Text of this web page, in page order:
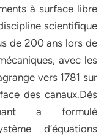
à surface libre
scientifique
de 200 ans lors de
avec les
vers 1781 sur
des canaux.Dés
a formulé
d’équations